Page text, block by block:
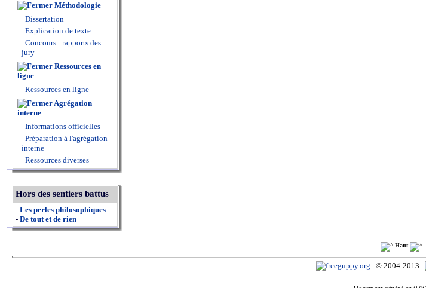
Méthodologie
Dissertation
Explication de texte
Concours : rapports des
jury
Ressources en
ligne
Ressources en ligne
Agrégation
interne
Informations officielles
Préparation à l'agrégation
interne
Ressources diverses
Hors des sentiers battus
- Les perles philosophiques
- De tout et de rien
Haut
© 2004-2013